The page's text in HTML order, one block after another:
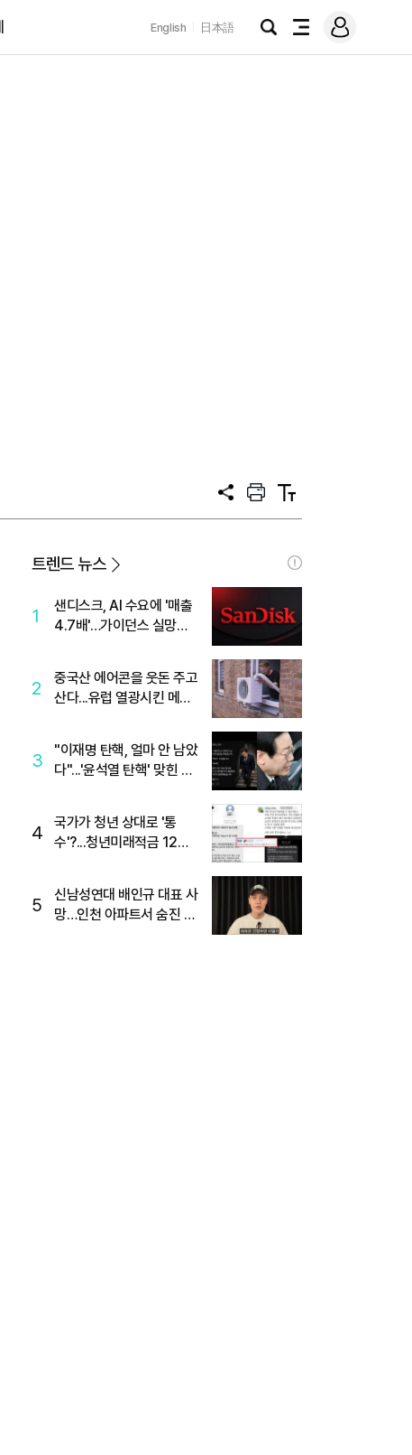
English 日本語
검
전
메
그
공
프
트
텍
트
트렌드 뉴스
1
샌디스크, AI 수요에 '매출
4.7배'…가이던스 실망에
2
중국산 에어콘을 웃돈 주고
산다...유럽 열광시킨 메이
3
"이재명 탄핵, 얼마 안 남았
다"...'윤석열 탄핵' 맞힌 무
4
국가가 청년 상대로 '통
수'?...청년미래적금 12%
5
신남성연대 배인규 대표 사
망…인천 아파트서 숨진 채